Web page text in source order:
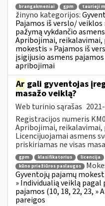
brangakmeniai gpm taurieji
žinyno kategorijos:
Pajamos iš verslo/
pažymą vykdančio
Apribojimai, reikalavimai,
mokestis » Pajamos iš
įsigijusio asmens
apribojimai
Ar gali gyventojas
masažo veiklą?
Web turinio sąrašas
Registracijos numeris
Apribojimai, reikalavimai,
Licencijuojamai asmens
priskiriamas ne visas
gpm klasifikatorius licencija
kūno priežiūros paslaugos
Gyventojų pajamų
» Individualią veiklą pagal
pajamos (10, 18, 22, 23,
pareigos